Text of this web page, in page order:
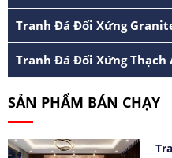
Tranh Đá Đối Xứng
Tranh Đá Đối Xứng Thạch
SẢN PHẨM BÁN CHẠY